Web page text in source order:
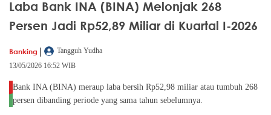
Laba Bank INA (BINA) Melonjak 268
Persen Jadi Rp52,89 Miliar di Kuartal I-2026
Banking |
Tangguh Yudha
13/05/2026 16:52 WIB
Bank INA (BINA) meraup laba bersih Rp52,98 miliar atau tumbuh 268
persen dibanding periode yang sama tahun sebelumnya.